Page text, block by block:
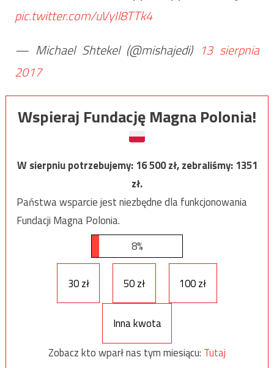
pic.twitter.com/uVyIl8TTk4
— Michael Shtekel (@mishajedi) 13 sierpnia
2017
Wspieraj Fundację Magna Polonia!
W sierpniu potrzebujemy:16 500zł, zebraliśmy:1351
zł.
Państwa wsparcie jest niezbędne dla funkcjonowania
Fundacji Magna Polonia.
8%
30 zł 50 zł 100 zł
Inna kwota
Zobacz kto wparł nas tym miesiącu: Tutaj